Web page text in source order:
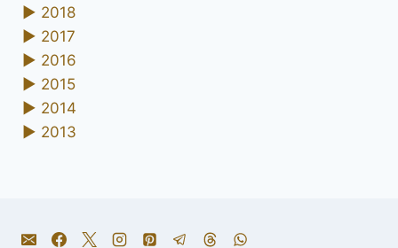
► 2018
► 2017
► 2016
► 2015
► 2014
► 2013